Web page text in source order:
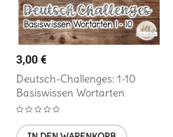
3,00€
Deutsch-Challenges: 1-10
Basiswissen Wortarten